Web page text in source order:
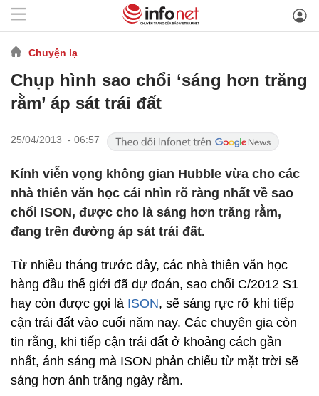
Chuyện lạ
Chụp hình sao chổi ‘sáng hơn trăng
rằm’ áp sát trái đất
25/04/2013 - 06:57
Kính viễn vọng không gian Hubble vừa cho các
nhà thiên văn học cái nhìn rõ ràng nhất về sao
chổi ISON, được cho là sáng hơn trăng rằm,
đang trên đường áp sát trái đất.
Từ nhiều tháng trước đây, các nhà thiên văn học
hàng đầu thế giới đã dự đoán, sao chổi C/2012 S1
hay còn được gọi là ISON, sẽ sáng rực rỡ khi tiếp
cận trái đất vào cuối năm nay. Các chuyên gia còn
tin rằng, khi tiếp cận trái đất ở khoảng cách gần
nhất, ánh sáng mà ISON phản chiếu từ mặt trời sẽ
sáng hơn ánh trăng ngày rằm.